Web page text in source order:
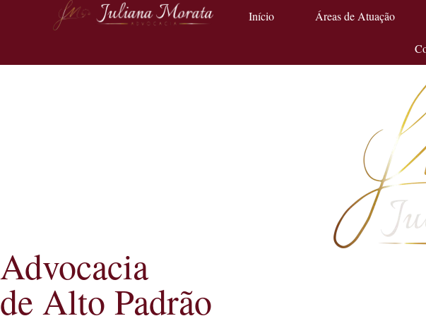
Início Áreas de Atuação
Advocacia
de Alto Padrão